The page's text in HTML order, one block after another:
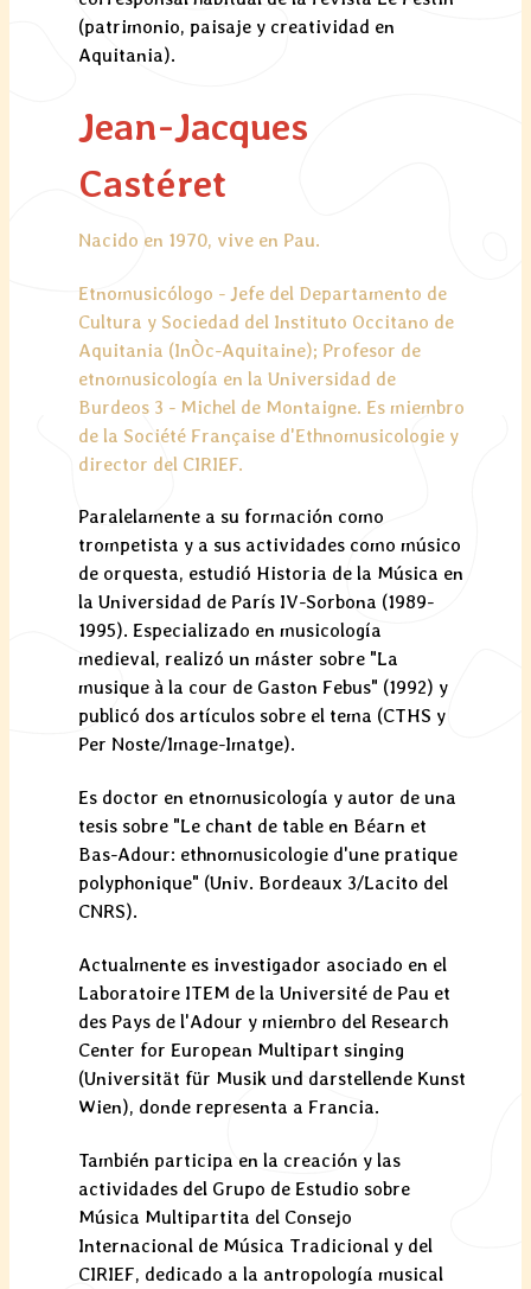
(patrimonio, paisaje y creatividad en
Aquitania).
Jean-Jacques
Castéret
Nacido en 1970, vive en Pau.
Etnomusicólogo - Jefe del Departamento de
Cultura y Sociedad del Instituto Occitano de
Aquitania (InÒc-Aquitaine); Profesor de
etnomusicología en la Universidad de
Burdeos 3 - Michel de Montaigne. Es miembro
de la Société Française d'Ethnomusicologie y
director del CIRIEF.
Paralelamente a su formación como
trompetista y a sus actividades como músico
de orquesta, estudió Historia de la Música en
la Universidad de París IV-Sorbona (1989-
1995). Especializado en musicología
medieval, realizó un máster sobre "La
musique à la cour de Gaston Febus" (1992) y
publicó dos artículos sobre el tema (CTHS y
Per Noste/Image-Imatge).
Es doctor en etnomusicología y autor de una
tesis sobre "Le chant de table en Béarn et
Bas-Adour: ethnomusicologie d'une pratique
polyphonique" (Univ. Bordeaux 3/Lacito del
CNRS).
Actualmente es investigador asociado en el
Laboratoire ITEM de la Université de Pau et
des Pays de l'Adour y miembro del Research
Center for European Multipart singing
(Universität für Musik und darstellende Kunst
Wien), donde representa a Francia.
También participa en la creación y las
actividades del Grupo de Estudio sobre
Música Multipartita del Consejo
Internacional de Música Tradicional y del
CIRIEF, dedicado a la antropología musical